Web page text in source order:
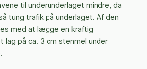
til underunderlaget mindre, da
tung trafik på underlaget. Af den
med at lægge en kraftig
lag på ca. 3 cm stenmel under